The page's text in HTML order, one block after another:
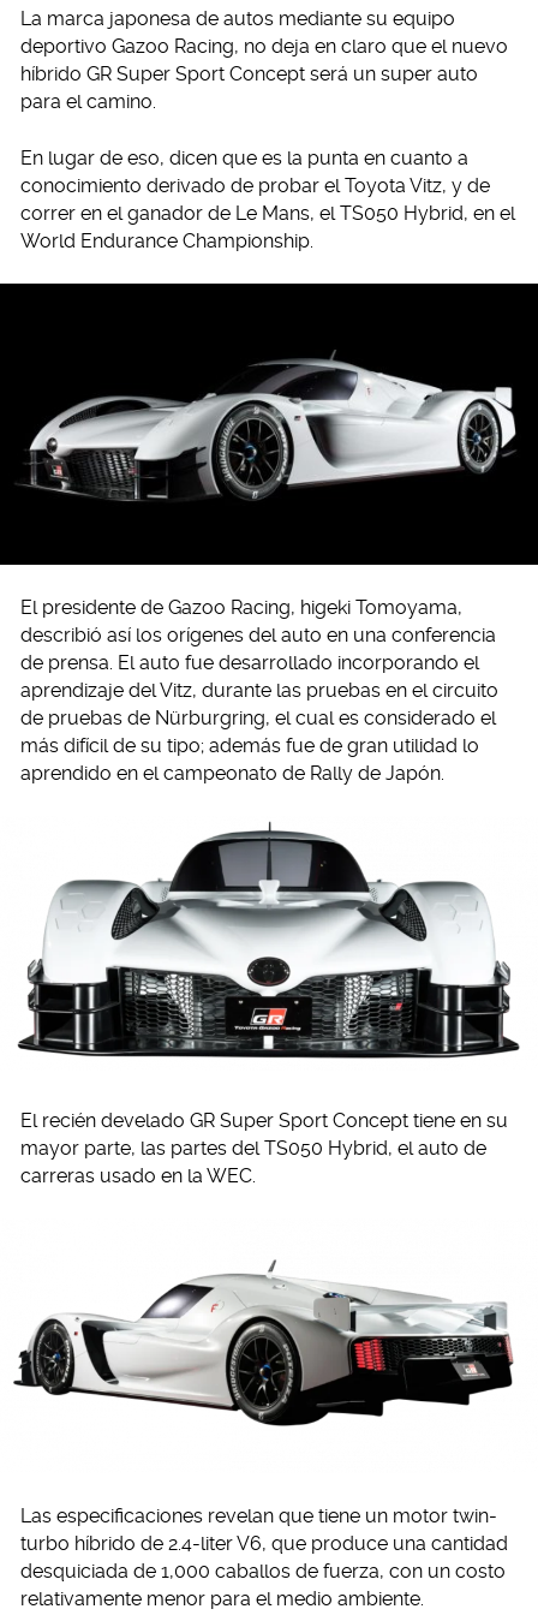
La marca japonesa de autos mediante su equipo
deportivo Gazoo Racing, no deja en claro que el nuevo
híbrido GR Super Sport Concept será un super auto
para el camino.
En lugar de eso, dicen que es la punta en cuanto a
conocimiento derivado de probar el Toyota Vitz, y de
correr en el ganador de Le Mans, el TS050 Hybrid, en el
World Endurance Championship.
El presidente de Gazoo Racing, higeki Tomoyama,
describió así los orígenes del auto en una conferencia
de prensa. El auto fue desarrollado incorporando el
aprendizaje del Vitz, durante las pruebas en el circuito
de pruebas de Nürburgring, el cual es considerado el
más difícil de su tipo; además fue de gran utilidad lo
aprendido en el campeonato de Rally de Japón.
El recién develado GR Super Sport Concept tiene en su
mayor parte, las partes del TS050 Hybrid, el auto de
carreras usado en la WEC.
Las especificaciones revelan que tiene un motor twin-
turbo híbrido de 2.4-liter V6, que produce una cantidad
desquiciada de 1,000 caballos de fuerza, con un costo
relativamente menor para el medio ambiente.